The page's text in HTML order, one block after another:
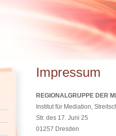
Impressum
REGIONALGRUPPE DER
Institut für Mediation,
Str. des 17. Juni 25
01257 Dresden